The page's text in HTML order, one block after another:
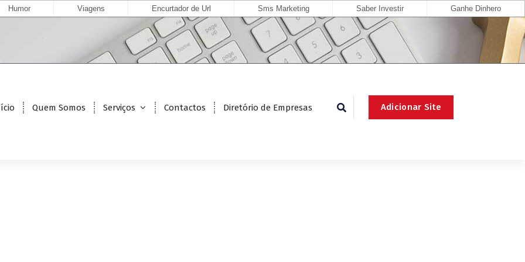
Humor Viagens Encurtador de Url Sms Marketing Saber Investir Ganhe Dinhero
Quem Somos Serviços Contactos Diretório de Empresas Adicionar Site